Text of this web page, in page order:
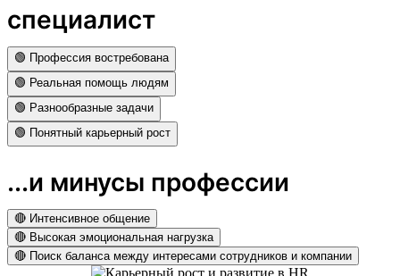
специалист
🟢 Профессия востребована
🟢 Реальная помощь людям
🟢 Разнообразные задачи
🟢 Понятный карьерный рост
...и минусы профессии
🔴 Интенсивное общение
🔴 Высокая эмоциональная нагрузка
🔴 Поиск баланса между интересами сотрудников и компании